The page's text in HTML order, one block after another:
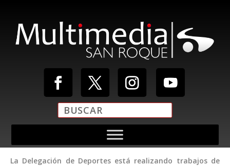
La Delegación de Deportes está realizando trabajos de